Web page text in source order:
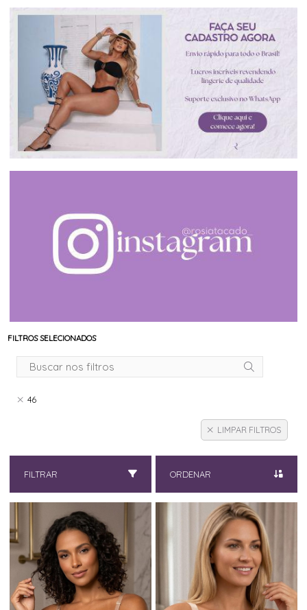
FILTROS SELECIONADOS
46
LIMPAR FILTROS
FILTRAR ORDENAR